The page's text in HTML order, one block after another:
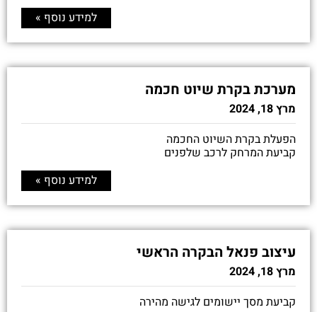
למידע נוסף »
מערכת בקרת שיוט חכמה
מרץ 18, 2024
הפעלת בקרת השיוט החכמה
קביעת המרחק לרכב שלפנים
למידע נוסף »
עיצוב פנאל הבקרה הראשי
מרץ 18, 2024
קביעת מסך יישומים לגישה מהירה